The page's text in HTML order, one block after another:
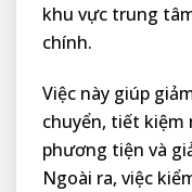
khu vực trung
chính.
Việc này giúp
chuyển, tiết kiệm
phương tiện và
Ngoài ra, việc